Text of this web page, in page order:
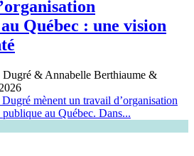
Québec : une vision
& Annabelle Berthiaume &
mènent un travail d’organisation
au Québec. Dans...